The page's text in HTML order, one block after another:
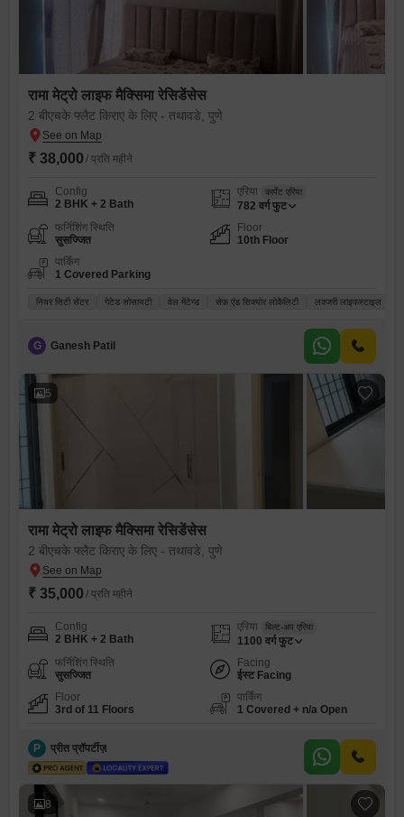
रामा मेट्रो लाइफ मैक्सिमा रेसिडेंसेस
2 बीएचके फ्लैट किराए के लिए - तथावडे, पुणे
₹ 38,000 / प्रति महीने
Config
2 BHK + 2 Bath
एरिया कार्पेट एरिया
782 वर्ग फुट
फर्निशिंग स्थिति
सुसज्जित
Floor
10th Floor
पार्किंग
1 Covered Parking
नियर सिटी सेंटर गेटेड सोसायटी वेल मेंटेन्ड सेफ़ एंड सिक्योर लोकैलिटी लक्जरी लाइफस्टाइल
G Ganesh Patil
5
रामा मेट्रो लाइफ मैक्सिमा रेसिडेंसेस
2 बीएचके फ्लैट किराए के लिए - तथावडे, पुणे
₹ 35,000 / प्रति महीने
Config
2 BHK + 2 Bath
एरिया बिल्ट-अप एरिया
1100 वर्ग फुट
फर्निशिंग स्थिति
सुसज्जित
Facing
ईस्ट Facing
Floor
3rd of 11 Floors
पार्किंग
1 Covered + n/a Open
P प्रीत प्रॉपर्टीज़
8